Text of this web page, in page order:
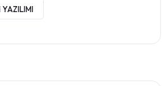
YAZILIMI